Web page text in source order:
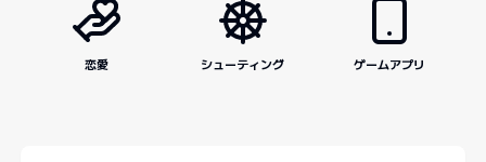
恋愛 シューティング ゲームアプリ